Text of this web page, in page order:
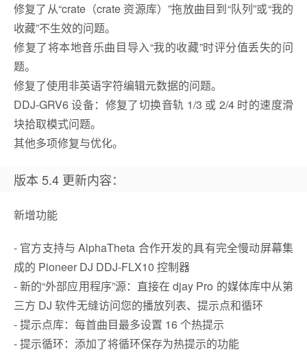
修复了从“crate（crate 资源库）”拖放曲目到“队列”或“我的
收藏”不生效的问题。
修复了将本地音乐曲目导入“我的收藏”时评分值丢失的问
题。
修复了使用非英语字符编辑元数据的问题。
DDJ-GRV6 设备：修复了切换音轨 1/3 或 2/4 时的速度滑
块拾取模式问题。
其他多项修复与优化。
版本 5.4 更新内容：
新增功能
- 官方支持与 AlphaTheta 合作开发的具有完全慢动屏幕集
成的 Pioneer DJ DDJ-FLX10 控制器
- 新的“外部应用程序”源：直接在 djay Pro 的媒体库中从第
三方 DJ 软件无缝访问您的播放列表、提示点和循环
- 提示点库：每首曲目最多设置 16 个热提示
- 提示循环：添加了将循环保存为热提示的功能